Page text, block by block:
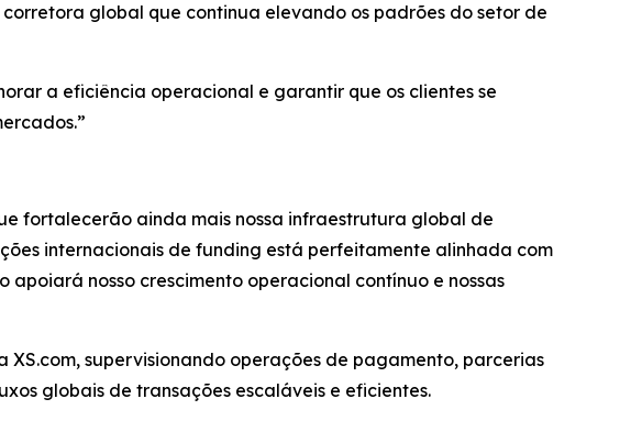
global que continua elevando os padrões do setor de
a eficiência operacional e garantir que os clientes se
fortalecerão ainda mais nossa infraestrutura global de
internacionais de funding está perfeitamente alinhada com
nosso crescimento operacional contínuo e nossas
supervisionando operações de pagamento, parcerias
globais de transações escaláveis e eficientes.